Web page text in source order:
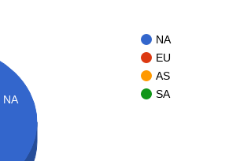
NA
EU
AS
SA
NA